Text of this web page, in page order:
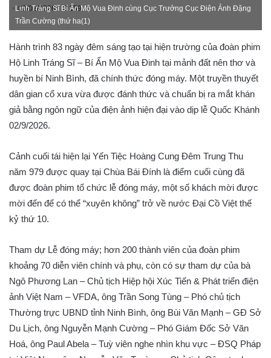
03/02/2026 159
Linh Tráng Sĩ Bí Ẩn Mộ Vua Đinh cùng Cục Trưởng Cục Điện Ảnh Đặng
Trần Cường (thứ ha(1)
Hành trình 83 ngày đêm sáng tạo tại hiện trường của đoàn phim
Hộ Linh Tráng Sĩ – Bí Ẩn Mộ Vua Đinh tại mảnh đất nên thơ và
huyền bí Ninh Bình, đã chính thức đóng máy. Một truyền thuyết
dân gian cổ xưa vừa được đánh thức và chuẩn bị ra mắt khán
giả bằng ngôn ngữ của điện ảnh hiện đại vào dịp lễ Quốc Khánh
02/9/2026.
Cảnh cuối tái hiện lại Yến Tiệc Hoàng Cung Đêm Trung Thu
năm 979 được quay tại Chùa Bái Đính là điểm cuối cùng đã
được đoàn phim tổ chức lễ đóng máy, một số khách mời được
mời đến để có thể “xuyên không” trở về nước Đại Cồ Việt thế
kỷ thứ 10.
Tham dự Lễ đóng máy; hơn 200 thành viên của đoàn phim
khoảng 70 diễn viên chính và phụ, còn có sự tham dự của bà
Ngô Phương Lan – Chủ tịch Hiệp hội Xúc Tiến & Phát triển điện
ảnh Việt Nam – VFDA, ông Trần Song Tùng – Phó chủ tịch
Thường trực UBND tỉnh Ninh Bình, ông Bùi Văn Mạnh – GĐ Sở
Du Lịch, ông Nguyễn Mạnh Cường – Phó Giám Đốc Sở Văn
Hoá, ông Paul Abela – Tuỳ viên nghe nhìn khu vực – ĐSQ Pháp